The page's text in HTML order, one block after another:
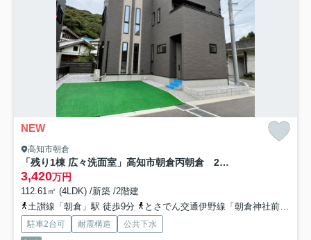
NEW
高知市朝倉
「残り1棟 広々洗面室」高知市朝倉丙朝倉 2号地新築一戸建て
3,420万円
112.61㎡ (4LDK) /新築 /2階建
土讃線「朝倉」駅 徒歩9分
とさでん交通伊野線「朝倉神社前」駅 徒歩9分
駐車2台可 耐震構造
公共下水